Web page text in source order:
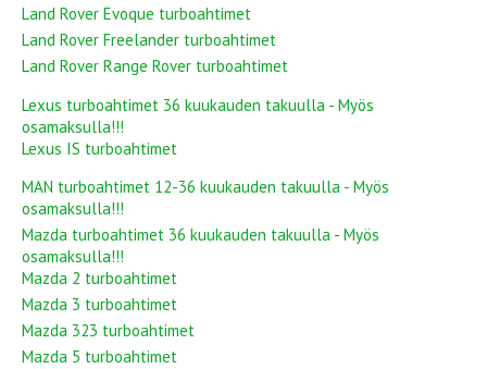
Land Rover Evoque turboahtimet
Land Rover Freelander turboahtimet
Land Rover Range Rover turboahtimet
Lexus turboahtimet 36 kuukauden takuulla - Myös
osamaksulla!!!
Lexus IS turboahtimet
MAN turboahtimet 12-36 kuukauden takuulla - Myös
osamaksulla!!!
Mazda turboahtimet 36 kuukauden takuulla - Myös
osamaksulla!!!
Mazda 2 turboahtimet
Mazda 3 turboahtimet
Mazda 323 turboahtimet
Mazda 5 turboahtimet